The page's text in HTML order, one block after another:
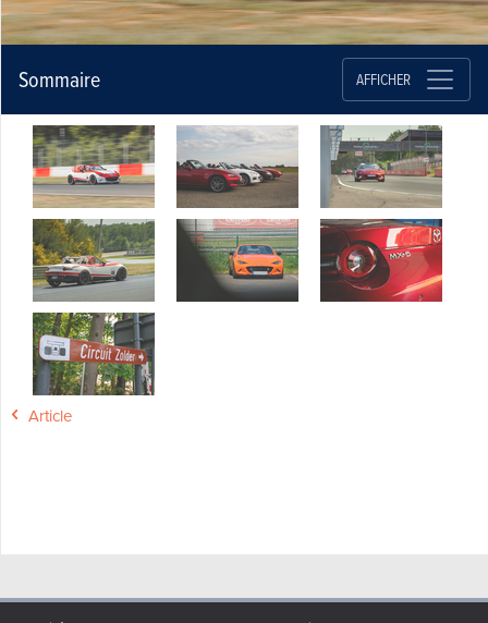
Sommaire AFFICHER
Article